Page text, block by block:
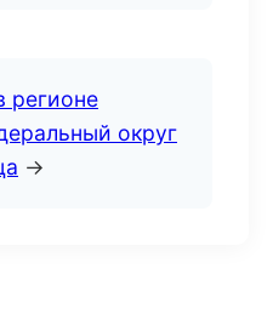
регионе
округ
→